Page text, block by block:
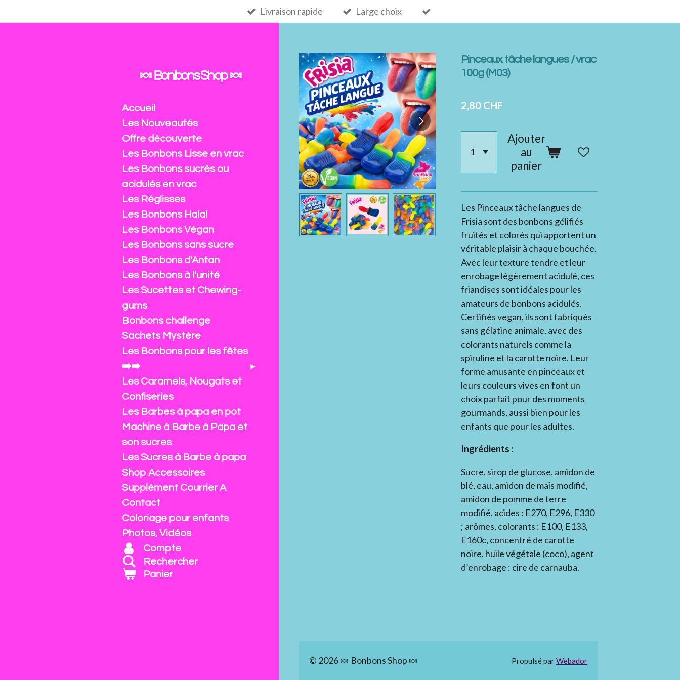
au
Livraison rapide Large choix
Pinceaux tâche langues / vrac
100g (M03)
2,80 CHF
Ajouter
au
panier
Les Pinceaux tâche langues de
Frisia sont des bonbons gélifiés
fruités et colorés qui apportent un
véritable plaisir à chaque bouchée.
Avec leur texture tendre et leur
enrobage légèrement acidulé, ces
friandises sont idéales pour les
amateurs de bonbons acidulés.
Certifiés vegan, ils sont fabriqués
sans gélatine animale, avec des
colorants naturels comme la
spiruline et la carotte noire. Leur
forme amusante en pinceaux et
leurs couleurs vives en font un
choix parfait pour des moments
gourmands, aussi bien pour les
enfants que pour les adultes.
Ingrédients :
Sucre, sirop de glucose, amidon de
blé, eau, amidon de maïs modifié,
amidon de pomme de terre
modifié, acides : E270, E296, E330
; arômes, colorants : E100, E133,
E160c, concentré de carotte
noire, huile végétale (coco), agent
d’enrobage : cire de carnauba.
© 2026 🍬 Bonbons Shop 🍬 Propulsé parWebador
🍬 Bonbons Shop 🍬
Accueil
Les Nouveautés
Offre découverte
Les Bonbons Lisse en vrac
Les Bonbons sucrés ou
acidulés en vrac
Les Réglisses
Les Bonbons Halal
Les Bonbons Végan
Les Bonbons sans sucre
Les Bonbons d'Antan
Les Bonbons à l'unité
Les Sucettes et Chewing-
gums
Bonbons challenge
Sachets Mystère
Les Bonbons pour les fêtes
➡️➡️
Les Caramels, Nougats et
Confiseries
Les Barbes à papa en pot
Machine à Barbe à Papa et
son sucres
Les Sucres à Barbe à papa
Shop Accessoires
Supplément Courrier A
Contact
Coloriage pour enfants
Photos, Vidéos
Compte
Rechercher
Panier